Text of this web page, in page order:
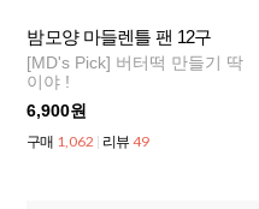
밤모양 마들렌틀 팬 12구
[MD's Pick] 버터떡 만들기 딱
이야 !
6,900원
구매 1,062 리뷰 49